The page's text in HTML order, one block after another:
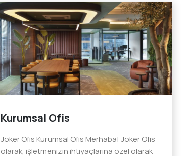
Kurumsal Ofis
Joker Ofis Kurumsal Ofis Merhaba! Joker Ofis
olarak, işletmenizin ihtiyaçlarına özel olarak